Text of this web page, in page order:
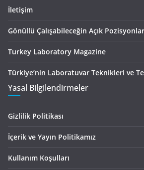
İletişim
Gönüllü Çalışabileceğin Açık Pozisyonlar
Turkey Laboratory Magazine
Türkiye’nin Laboratuvar Teknikleri ve
Yasal Bilgilendirmeler
Gizlilik Politikası
İçerik ve Yayın Politikamız
Kullanım Koşulları